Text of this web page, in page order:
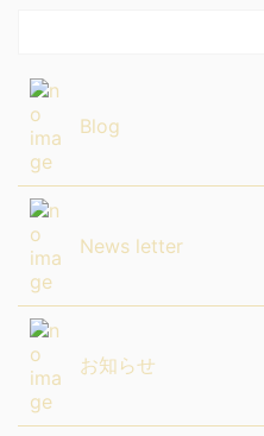
Blog
News letter
お知らせ